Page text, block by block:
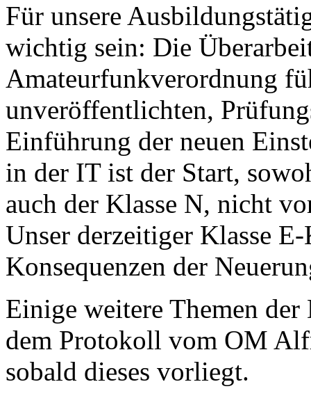
Für unsere
wichtig sein: Die
Amateurfunkverordnung
unveröffentlichten,
Einführung der neuen
in der IT ist der Start,
auch der Klasse N, nicht
Unser derzeitiger Klasse
Konsequenzen der
Einige weitere Themen
dem Protokoll vom OM
sobald dieses vorliegt.